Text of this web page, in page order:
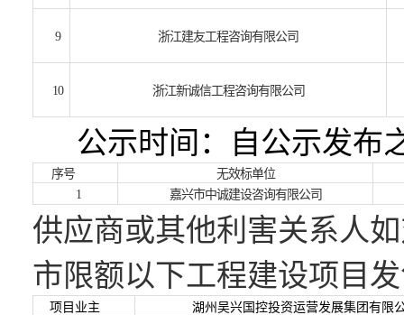
9 浙江建友工程咨询有限公司
10 浙江新诚信工程咨询有限公司
公示时间：自公示发布
序号 无效标单位
1
嘉兴市中诚建设咨询有限公司
供应商或其他利害关系人
市限额以下工程建设项目
项目业主
湖州吴兴国控投资运营发展集团有限